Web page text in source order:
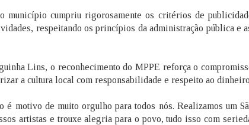
município cumpriu rigorosamente os critérios de
respeitando os princípios da administração pública e
Lins, o reconhecimento do MPPE reforça o
a cultura local com responsabilidade e respeito ao
é motivo de muito orgulho para todos nós. Realizamos um
artistas e trouxe alegria para o povo, tudo isso com